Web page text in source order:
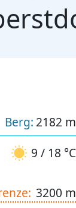
Berg: 2182 m
9 / 18 °C
3200 m